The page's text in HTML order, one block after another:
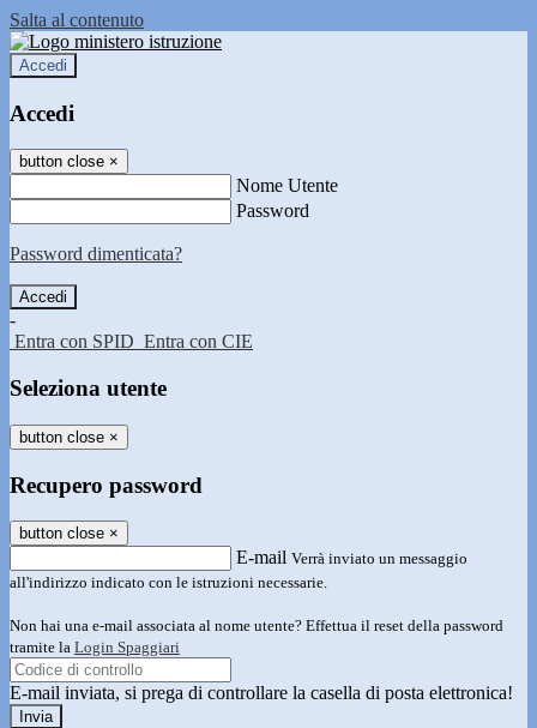
Salta al contenuto
Accedi
Accedi
button close ×
Nome Utente
Password
Password dimenticata?
-
Entra con SPID Entra con CIE
Seleziona utente
button close ×
Recupero password
button close ×
E-mail Verrà inviato un messaggio
all'indirizzo indicato con le istruzioni necessarie.
Non hai una e-mail associata al nome utente? Effettua il reset della password
tramite la Login Spaggiari
E-mail inviata, si prega di controllare la casella di posta elettronica!